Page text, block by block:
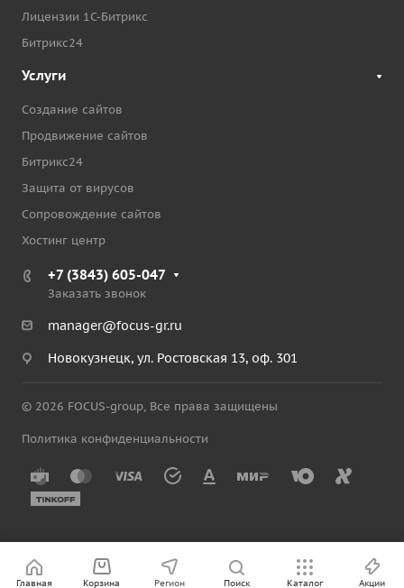
Лицензии 1С-Битрикс
Битрикс24
Услуги
Создание сайтов
Продвижение сайтов
Битрикс24
Защита от вирусов
Сопровождение сайтов
Хостинг центр
+7 (3843) 605-047
Заказать звонок
manager@focus-gr.ru
Новокузнецк, ул. Ростовская 13, оф. 301
© 2026 FOCUS-group, Все права защищены
Политика конфиденциальности
Главная Корзина Регион Поиск Каталог Акции